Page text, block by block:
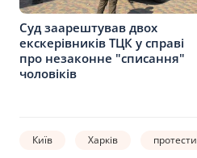
Суд заарештував двох
екскерівників ТЦК у справі
про незаконне "списання"
чоловіків
Київ Харків протести